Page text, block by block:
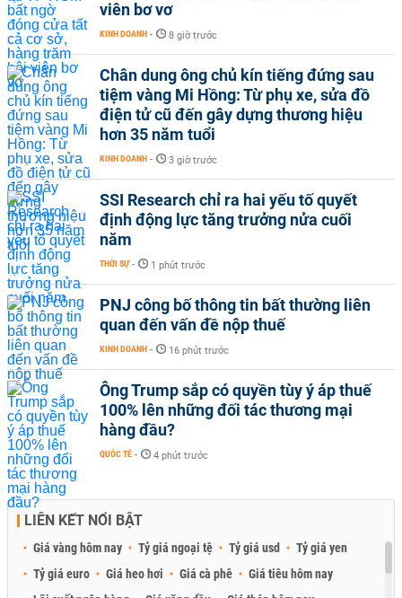
viên bơ vơ
KINH DOANH - 8 giờ trước
Chân dung ông chủ kín tiếng đứng sau
tiệm vàng Mi Hồng: Từ phụ xe, sửa đồ
điện tử cũ đến gây dựng thương hiệu
hơn 35 năm tuổi
KINH DOANH - 3 giờ trước
SSI Research chỉ ra hai yếu tố quyết
định động lực tăng trưởng nửa cuối
năm
THỜI SỰ - 1 phút trước
PNJ công bố thông tin bất thường liên
quan đến vấn đề nộp thuế
KINH DOANH - 16 phút trước
Ông Trump sắp có quyền tùy ý áp thuế
100% lên những đối tác thương mại
hàng đầu?
QUỐC TẾ - 4 phút trước
LIÊN KẾT NỔI BẬT
Giá vàng hôm nay Tỷ giá ngoại tệ Tỷ giá usd
Tỷ giá yen
Tỷ giá euro
Giá heo hơi Giá cà phê
Giá tiêu hôm nay